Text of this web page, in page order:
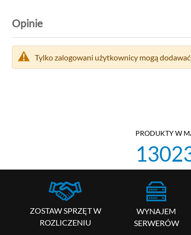
Opinie
Tylko zalogowani użytkownicy mogą
PRODUKTY W
ZOSTAW SPRZĘT W
ROZLICZENIU
WYNAJEM
SERWERÓW